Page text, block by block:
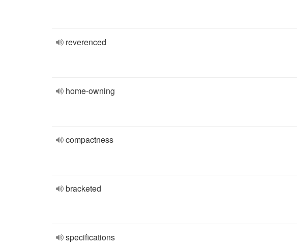
reverenced
home-owning
compactness
bracketed
specifications